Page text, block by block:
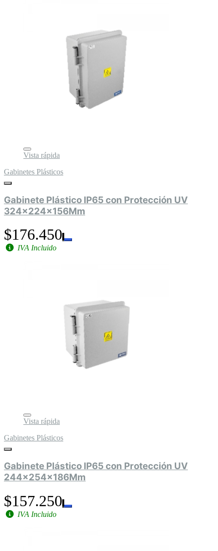
Vista rápida
Gabinetes Plásticos
Gabinete Plástico IP65 con Protección UV
324x224x156Mm
$176.450
IVA Incluido
Vista rápida
Gabinetes Plásticos
Gabinete Plástico IP65 con Protección UV
244x254x186Mm
$157.250
IVA Incluido